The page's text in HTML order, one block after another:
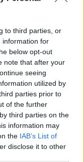
to third parties, or
information for
below opt-out
note that after your
seeing
utilized by
parties prior to
of the further
third parties on the
information may
the IAB’s List of
disclose it to other
Mantra
8 - 26%
4 - 13%